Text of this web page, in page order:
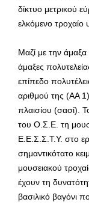
δίκτυο μετρικού
ελκόμενο τροχαίο
Μαζί με την άμαξα
άμαξες
επίπεδο
αριθμού της (ΑΑ
πλαισίου (σασί).
του Ο.Σ.Ε. τη
Ε.Ε.Σ.Σ.Τ.Υ. στο
σημαντικότατο
μουσειακού
έχουν τη
βασιλικό βαγόνι